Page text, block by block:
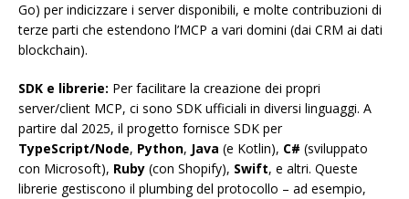
Go) per indicizzare i server disponibili, e molte contribuzioni di
terze parti che estendono l’MCP a vari domini (dai CRM ai dati
blockchain).
SDK e librerie: Per facilitare la creazione dei propri
server/client MCP, ci sono SDK ufficiali in diversi linguaggi. A
partire dal 2025, il progetto fornisce SDK per
TypeScript/Node, Python, Java (e Kotlin), C# (sviluppato
con Microsoft), Ruby (con Shopify), Swift, e altri. Queste
librerie gestiscono il plumbing del protocollo – ad esempio,